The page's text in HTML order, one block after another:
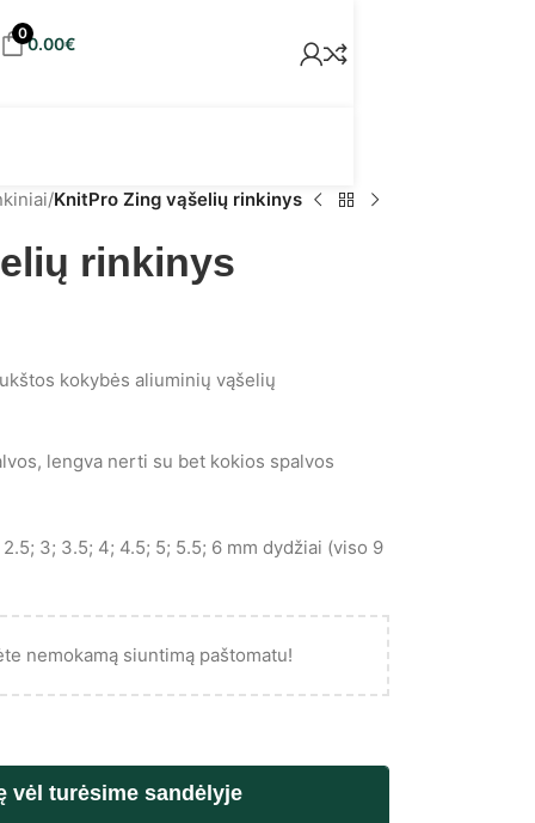
00.00€
/KnitPro Zing vąšelių rinkinys
rinkinys
kokybės aliuminių vąšelių
lengva nerti su bet kokios spalvos
3; 3.5; 4; 4.5; 5; 5.5; 6 mm dydžiai (viso 9
nemokamą siuntimą paštomatu!
vėl turėsime sandėlyje